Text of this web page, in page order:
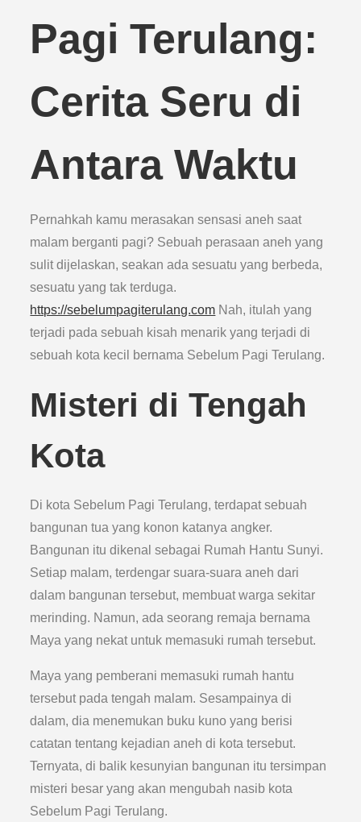
Pagi Terulang:
Cerita Seru di
Antara Waktu
Pernahkah kamu merasakan sensasi aneh saat
malam berganti pagi? Sebuah perasaan aneh yang
sulit dijelaskan, seakan ada sesuatu yang berbeda,
sesuatu yang tak terduga.
https://sebelumpagiterulang.com Nah, itulah yang
terjadi pada sebuah kisah menarik yang terjadi di
sebuah kota kecil bernama Sebelum Pagi Terulang.
Misteri di Tengah
Kota
Di kota Sebelum Pagi Terulang, terdapat sebuah
bangunan tua yang konon katanya angker.
Bangunan itu dikenal sebagai Rumah Hantu Sunyi.
Setiap malam, terdengar suara-suara aneh dari
dalam bangunan tersebut, membuat warga sekitar
merinding. Namun, ada seorang remaja bernama
Maya yang nekat untuk memasuki rumah tersebut.
Maya yang pemberani memasuki rumah hantu
tersebut pada tengah malam. Sesampainya di
dalam, dia menemukan buku kuno yang berisi
catatan tentang kejadian aneh di kota tersebut.
Ternyata, di balik kesunyian bangunan itu tersimpan
misteri besar yang akan mengubah nasib kota
Sebelum Pagi Terulang.